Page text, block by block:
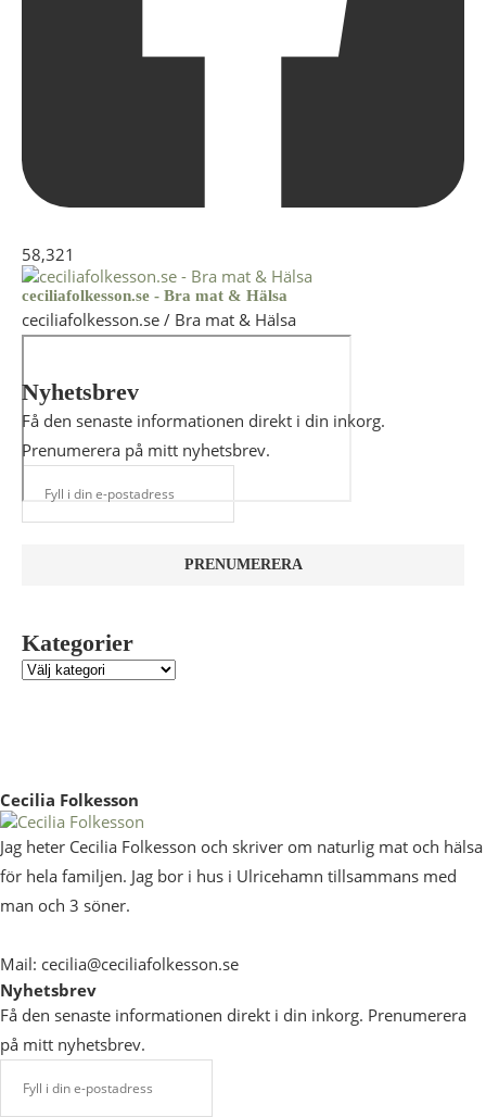
58,321
ceciliafolkesson.se - Bra mat & Hälsa
ceciliafolkesson.se / Bra mat & Hälsa
Nyhetsbrev
Få den senaste informationen direkt i din inkorg.
Prenumerera på mitt nyhetsbrev.
Kategorier
Cecilia Folkesson
Jag heter Cecilia Folkesson och skriver om naturlig mat och hälsa
för hela familjen. Jag bor i hus i Ulricehamn tillsammans med
man och 3 söner.
Mail: cecilia@ceciliafolkesson.se
Nyhetsbrev
Få den senaste informationen direkt i din inkorg. Prenumerera
på mitt nyhetsbrev.